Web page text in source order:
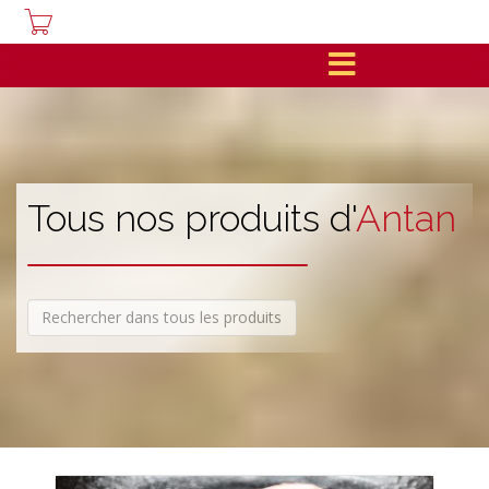
Tous nos produits d'Antan